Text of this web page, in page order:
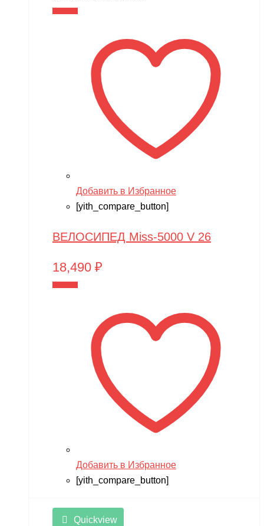
Добавить в Избранное
[yith_compare_button]
ВЕЛОСИПЕД Miss-5000 V 26
18,490 ₽
Добавить в Избранное
[yith_compare_button]
Quickview